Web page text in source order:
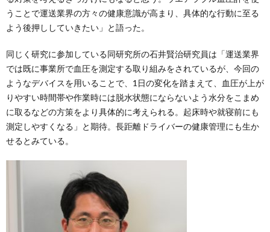
うことで運送業界の方々の健康意識が高まり、具体的な行動に至る
よう後押ししていきたい」と語った。
同じく研究に参加している同研究所の石井賢治研究員は「運送業界
では既に事業所で血圧を測定する取り組みをされているが、今回の
ようなデバイスを用いることで、1日の変化を踏まえて、血圧が上が
りやすい時間帯や作業時には脱水状態にならないよう水分をこまめ
に取るなどの方策をより具体的に考えられる。起床時や就寝前にも
測定しやすくなる」と期待。長距離ドライバーの健康管理にも生か
せるとみている。